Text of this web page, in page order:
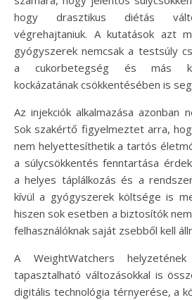
hogy drasztikus diétás
végrehajtaniuk. A kutatások azt
gyógyszerek nemcsak a testsúly
a cukorbetegség és más
kockázatának csökkentésében is
Az injekciók alkalmazása azonban
Sok szakértő figyelmeztet arra,
nem helyettesíthetik a tartós
a súlycsökkentés fenntartása
a helyes táplálkozás és a
kívül a gyógyszerek költsége is
hiszen sok esetben a biztosítók
felhasználóknak saját zsebből kell
A WeightWatchers
tapasztalható változásokkal is
digitális technológia térnyerése, a